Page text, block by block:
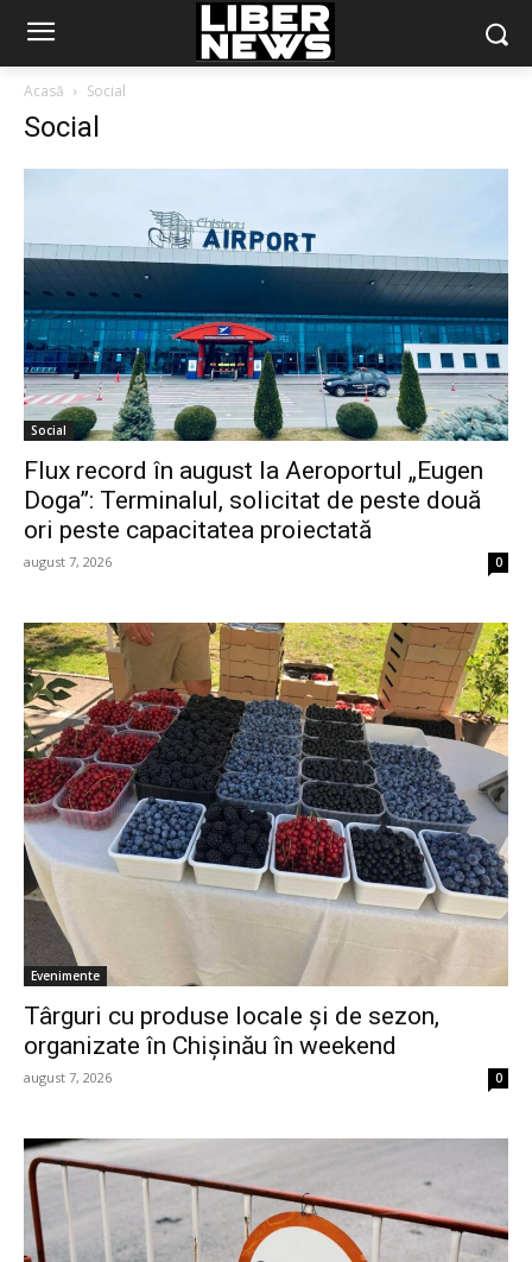
Acasă Social
Social
Social
Flux record în august la Aeroportul „Eugen
Doga”: Terminalul, solicitat de peste două
ori peste capacitatea proiectată
august 7, 2026 0
Evenimente
Târguri cu produse locale și de sezon,
organizate în Chișinău în weekend
august 7, 2026 0